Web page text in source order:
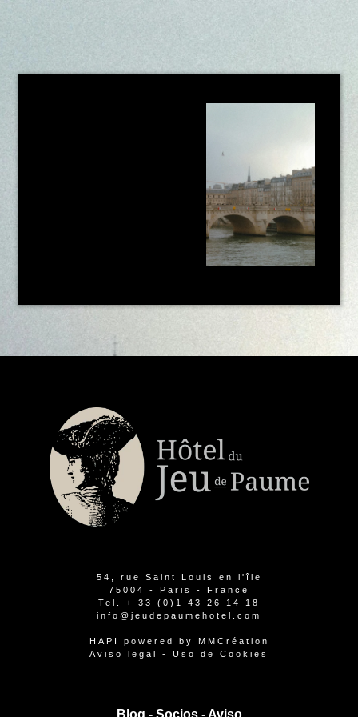
54, rue Saint Louis en l'île
75004 - Paris - France
Tel. + 33 (0)1 43 26 14 18
info@jeudepaumehotel.com
HAPI powered by MMCréation
Aviso legal
- Uso de Cookies